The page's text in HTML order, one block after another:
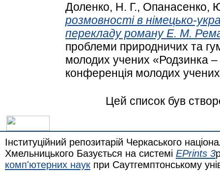
Доленко, Н. Г., Опанасенко,
розмовності в німецько-
перекладу роману Е. М.
проблеми природничих та
молодих учених «Родзинка
конференція молодих
Цей список був
Інституційний репозитарій Черкаського
Хмельницького Базується на системі EPrints 3
комп'ютерних наук при Саутгемптонському